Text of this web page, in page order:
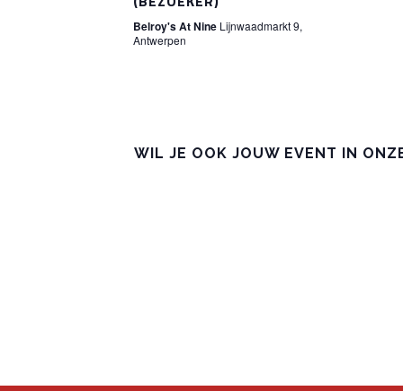
Belroy's At Nine Lijnwaadmarkt 9,
Antwerpen
WIL JE OOK JOUW EVENT IN